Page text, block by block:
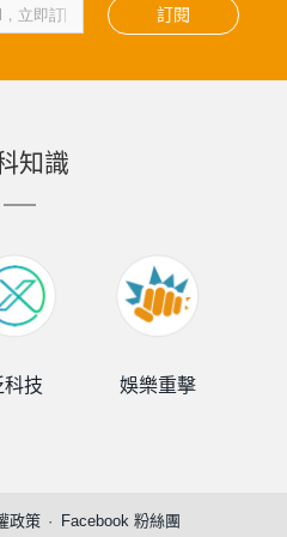
訂閱
知識
科技 娛樂重擊
政策 Facebook 粉絲團